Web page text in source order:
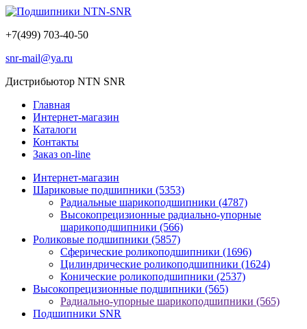
+7(499) 703-40-50
snr-mail@ya.ru
Дистрибьютор NTN SNR
Главная
Интернет-магазин
Каталоги
Контакты
Заказ on-line
Интернет-магазин
Шариковые подшипники (5353)
Радиальные шарикоподшипники (4787)
Высокопрецизионные радиально-упорные
шарикоподшипники (566)
Роликовые подшипники (5857)
Сферические роликоподшипники (1696)
Цилиндрические роликоподшипники (1624)
Конические роликоподшипники (2537)
Высокопрецизионные подшипники (565)
Радиально-упорные шарикоподшипники (565)
Подшипники SNR